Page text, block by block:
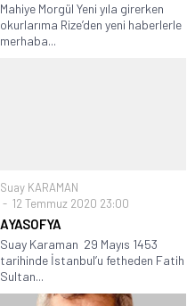
Mahiye Morgül Yeni yıla girerken
okurlarıma Rize’den yeni haberlerle
merhaba...
Suay KARAMAN
12 Temmuz 2020 23:00
AYASOFYA
Suay Karaman 29 Mayıs 1453
tarihinde İstanbul’u fetheden Fatih
Sultan...